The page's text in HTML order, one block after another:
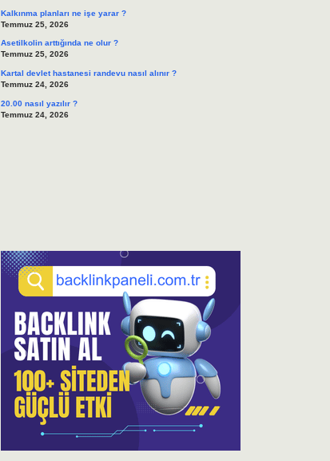
Kalkınma planları ne işe yarar ?
Temmuz 25, 2026
Asetilkolin arttığında ne olur ?
Temmuz 25, 2026
Kartal devlet hastanesi randevu nasıl alınır ?
Temmuz 24, 2026
20.00 nasıl yazılır ?
Temmuz 24, 2026